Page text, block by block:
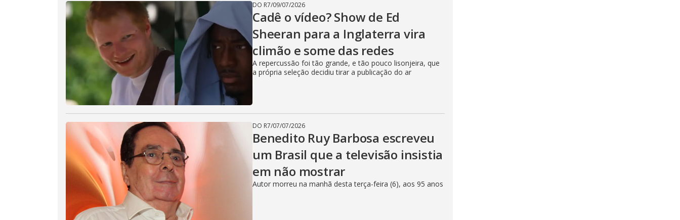
DO R7/09/07/2026
Cadê o vídeo? Show de Ed
Sheeran para a Inglaterra vira
climão e some das redes
A repercussão foi tão grande, e tão pouco lisonjeira, que
a própria seleção decidiu tirar a publicação do ar
DO R7/07/07/2026
Benedito Ruy Barbosa escreveu
um Brasil que a televisão insistia
em não mostrar
Autor morreu na manhã desta terça-feira (6), aos 95 anos